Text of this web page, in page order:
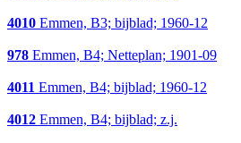
4010 Emmen, B3; bijblad; 1960-12
978 Emmen, B4; Netteplan; 1901-09
4011 Emmen, B4; bijblad; 1960-12
4012 Emmen, B4; bijblad; z.j.